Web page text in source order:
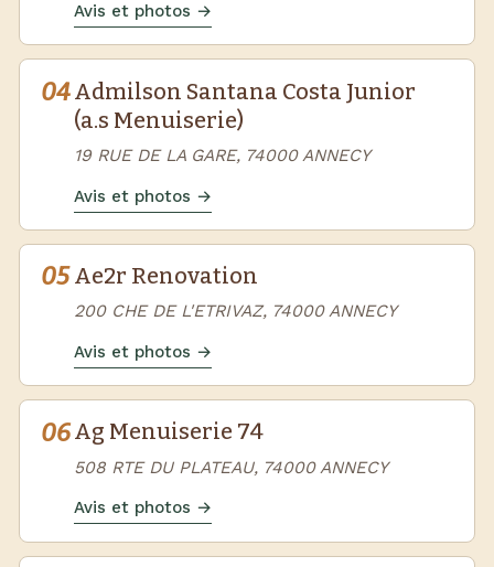
Avis et photos →
04 Admilson Santana Costa Junior
(a.s Menuiserie)
19 RUE DE LA GARE, 74000 ANNECY
Avis et photos →
05 Ae2r Renovation
200 CHE DE L'ETRIVAZ, 74000 ANNECY
Avis et photos →
06Ag Menuiserie 74
508 RTE DU PLATEAU, 74000 ANNECY
Avis et photos →